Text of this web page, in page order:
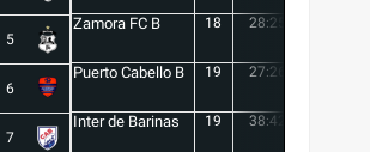
5
Zamora FC B 18 28:25
6
Puerto Cabello B 19 27:26
7
Inter de Barinas 19 38:42